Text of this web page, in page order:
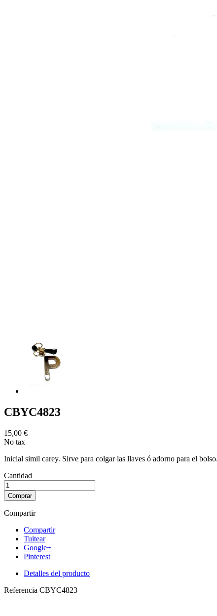
CBYC4823
15,00 €
No tax
Inicial simil carey. Sirve para colgar las llaves ó adorno para el
Cantidad
Comprar
Compartir
Compartir
Tuitear
Google+
Pinterest
Detalles del producto
Referencia CBYC4823